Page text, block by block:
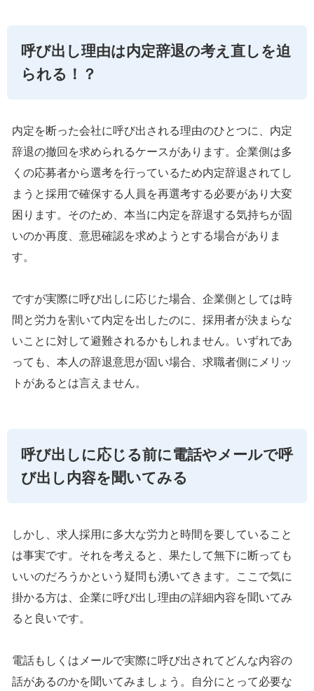
呼び出し理由は内定辞退の考え直しを迫
られる！？
内定を断った会社に呼び出される理由のひとつに、内定
辞退の撤回を求められるケースがあります。企業側は多
くの応募者から選考を行っているため内定辞退されてし
まうと採用で確保する人員を再選考する必要があり大変
困ります。そのため、本当に内定を辞退する気持ちが固
いのか再度、意思確認を求めようとする場合がありま
す。
ですが実際に呼び出しに応じた場合、企業側としては時
間と労力を割いて内定を出したのに、採用者が決まらな
いことに対して避難されるかもしれません。いずれであ
っても、本人の辞退意思が固い場合、求職者側にメリッ
トがあるとは言えません。
呼び出しに応じる前に電話やメールで呼
び出し内容を聞いてみる
しかし、求人採用に多大な労力と時間を要していること
は事実です。それを考えると、果たして無下に断っても
いいのだろうかという疑問も湧いてきます。ここで気に
掛かる方は、企業に呼び出し理由の詳細内容を聞いてみ
ると良いです。
電話もしくはメールで実際に呼び出されてどんな内容の
話があるのかを聞いてみましょう。自分にとって必要な